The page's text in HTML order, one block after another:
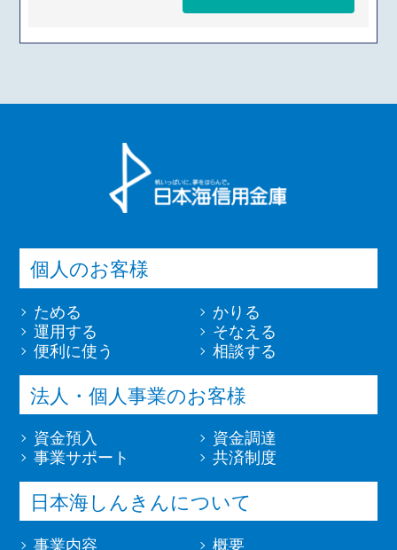
個人のお客様
ためる
かりる
運用する
そなえる
便利に使う
相談する
法人・個人事業のお客様
資金預入
資金調達
事業サポート
共済制度
日本海しんきんについて
事業内容
概要